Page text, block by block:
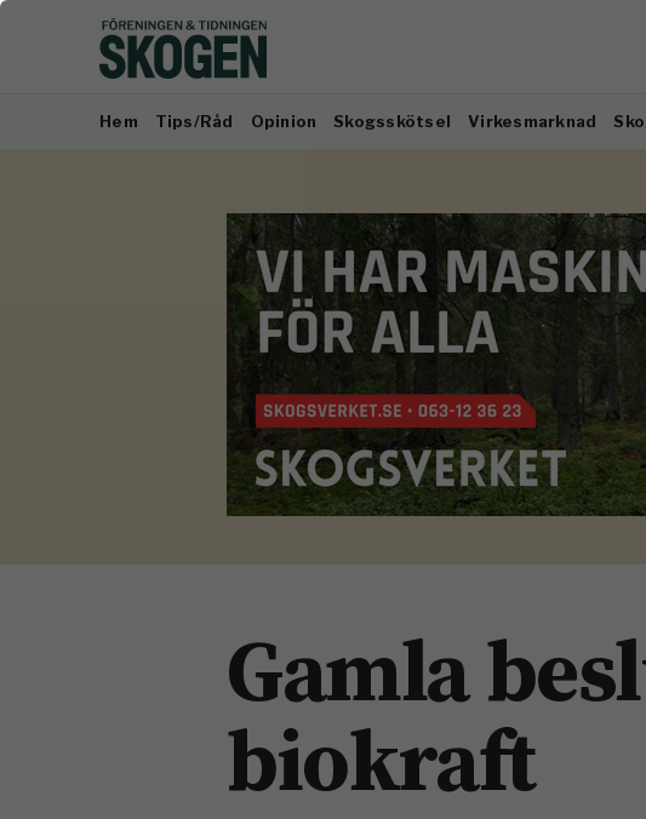
Hem Tips/Råd Opinion Skogsskötsel Virkesmarknad
Gamla
biokraft